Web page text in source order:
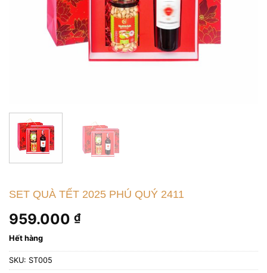
SET QUÀ TẾT 2025 PHÚ QUÝ 2411
959.000 ₫
Hết hàng
SKU: ST005